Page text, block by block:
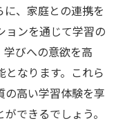
、家庭との連携を
ョンを通じて学習の
びへの意欲を高
なります。これら
の高い学習体験を享
できるでしょう。